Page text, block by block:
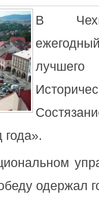
В
года».
одержал